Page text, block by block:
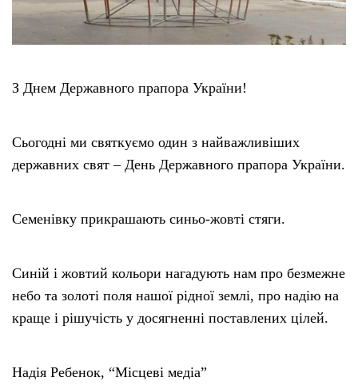
З Днем Державного прапора України!
Сьогодні ми святкуємо один з найважливіших
державних свят – День Державного прапора України.
Семенівку прикрашають синьо-жовті стяги.
Синій і жовтий кольори нагадують нам про безмежне
небо та золоті поля нашої рідної землі, про надію на
краще і рішучість у досягненні поставлених цілей.
Надія Ребенок, “Місцеві медіа”